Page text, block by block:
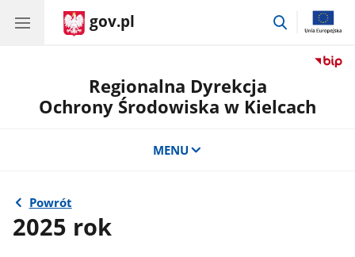
gov.pl
przejdź
Regionalna Dyrekcja
Ochrony Środowiska w Kielcach
MENU
Powrót
2025 rok